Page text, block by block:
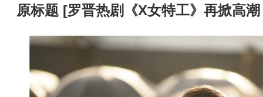
原标题 [罗晋热剧《X女特工》再掀高